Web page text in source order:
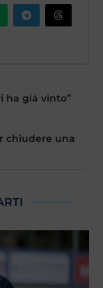
ha giá vinto”
chiudere una